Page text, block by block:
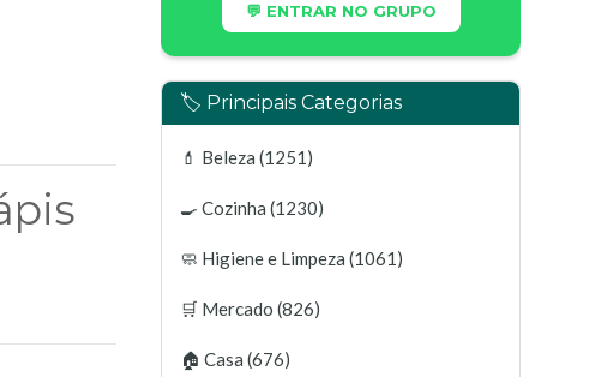
💬 ENTRAR NO GRUPO
🏷️ Principais Categorias
💄 Beleza (1251)
🍳 Cozinha (1230)
🧼 Higiene e Limpeza (1061)
🛒 Mercado (826)
🏠 Casa (676)